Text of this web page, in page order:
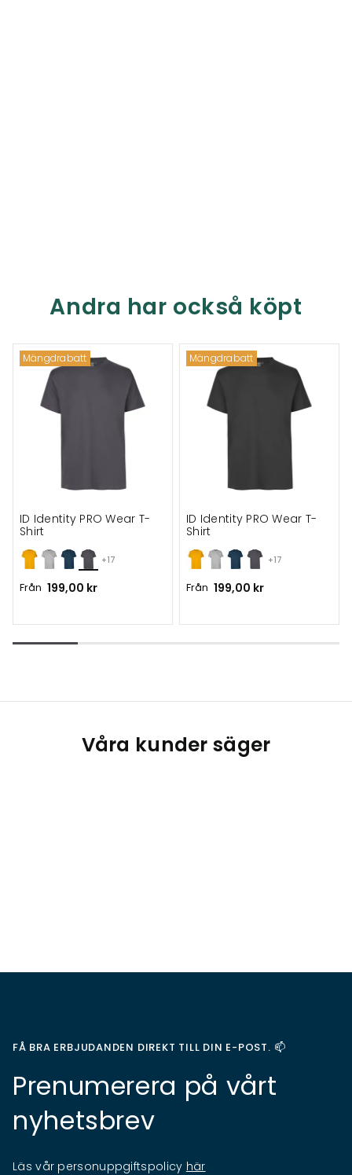
Andra har också köpt
Mängdrabatt
+17
ID Identity PRO Wear T-
Shirt
Från 199,00 kr
Mängdrabatt
+17
ID Identity PRO Wear T-
Shirt
Från 199,00 kr
Våra kunder säger
FÅ BRA ERBJUDANDEN DIREKT TILL DIN E-POST. 📫
Prenumerera på vårt
nyhetsbrev
Läs vår personuppgiftspolicy här